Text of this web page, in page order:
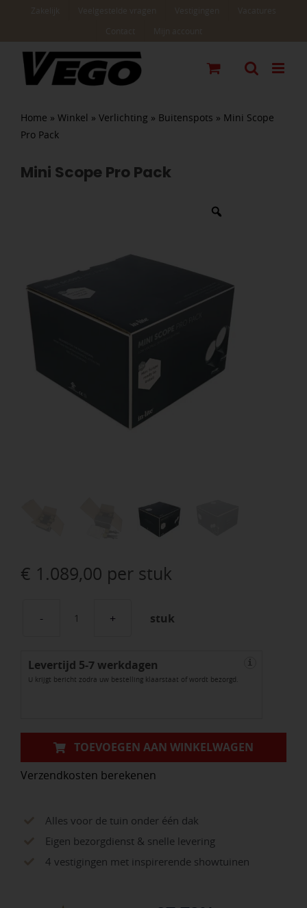
Home » Winkel » Verlichting » Buitenspots » Mini Scope
Pro Pack
Mini Scope Pro Pack
€ 1.089,00 per stuk
Mini
Pro
Pack
stuk
Levertijd 5-7 werkdagen
U krijgt bericht zodra uw bestelling klaarstaat of wordt bezorgd.
i
TOEVOEGEN AAN WINKELWAGEN
Verzendkosten berekenen
Alles voor de tuin onder één dak
Eigen bezorgdienst & snelle levering
4 vestigingen met inspirerende showtuinen